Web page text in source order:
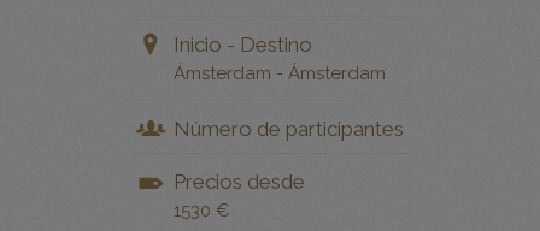
Número de participantes
Precios desde
SOLICITUD INFO